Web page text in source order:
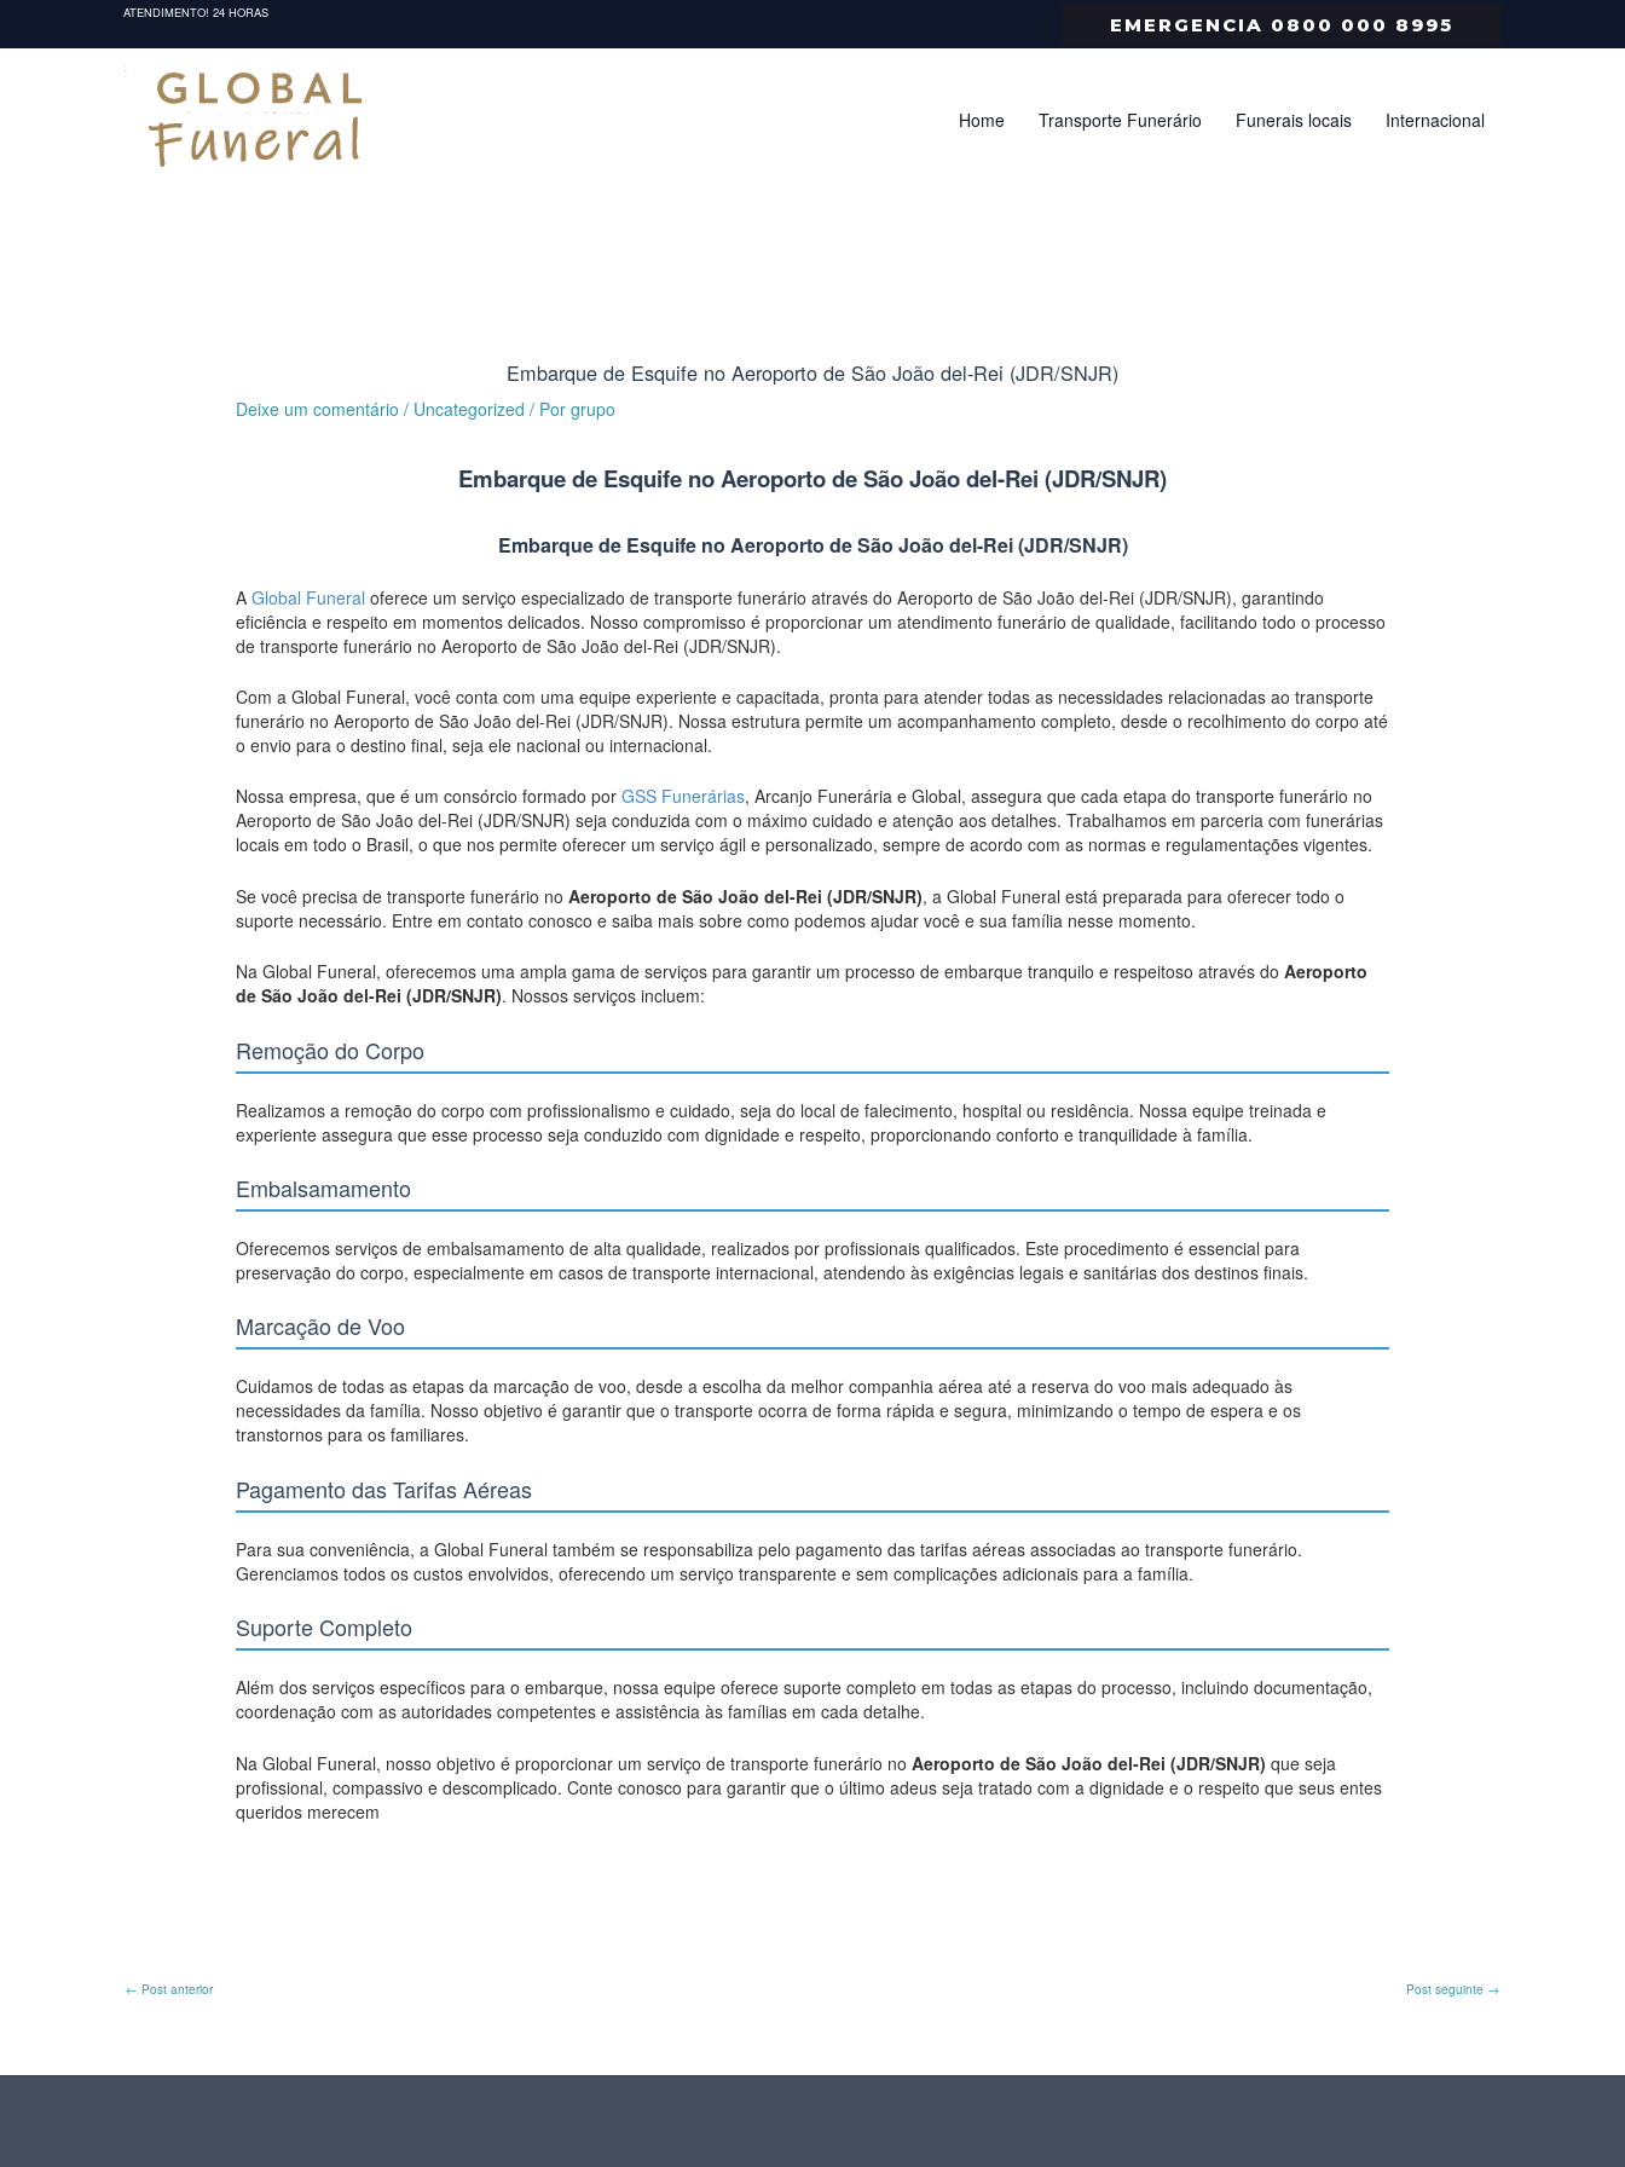
ATENDIMENTO! 24 HORAS
EMERGENCIA 0800 000 8995
Home Transporte Funerário Funerais locais Internacional
Embarque de Esquife no Aeroporto de São João del-Rei (JDR/SNJR)
Deixe um comentário / Uncategorized / Porgrupo
Embarque de Esquife no Aeroporto de São João del-Rei (JDR/SNJR)
Embarque de Esquife no Aeroporto de São João del-Rei (JDR/SNJR)
AGlobal Funeral oferece um serviço especializado de transporte funerário através do Aeroporto de São João del-Rei (JDR/SNJR), garantindo
eficiência e respeito em momentos delicados. Nosso compromisso é proporcionar um atendimento funerário de qualidade, facilitando todo o processo
de transporte funerário no Aeroporto de São João del-Rei (JDR/SNJR).
Com a Global Funeral, você conta com uma equipe experiente e capacitada, pronta para atender todas as necessidades relacionadas ao transporte
funerário no Aeroporto de São João del-Rei (JDR/SNJR). Nossa estrutura permite um acompanhamento completo, desde o recolhimento do corpo até
o envio para o destino final, seja ele nacional ou internacional.
Nossa empresa, que é um consórcio formado porGSS Funerárias, Arcanjo Funerária e Global, assegura que cada etapa do transporte funerário no
Aeroporto de São João del-Rei (JDR/SNJR) seja conduzida com o máximo cuidado e atenção aos detalhes. Trabalhamos em parceria com funerárias
locais em todo o Brasil, o que nos permite oferecer um serviço ágil e personalizado, sempre de acordo com as normas e regulamentações vigentes.
Se você precisa de transporte funerário noAeroporto de São João del-Rei (JDR/SNJR), a Global Funeral está preparada para oferecer todo o
suporte necessário. Entre em contato conosco e saiba mais sobre como podemos ajudar você e sua família nesse momento.
Na Global Funeral, oferecemos uma ampla gama de serviços para garantir um processo de embarque tranquilo e respeitoso através doAeroporto
de São João del-Rei (JDR/SNJR). Nossos serviços incluem:
Remoção do Corpo
Realizamos a remoção do corpo com profissionalismo e cuidado, seja do local de falecimento, hospital ou residência. Nossa equipe treinada e
experiente assegura que esse processo seja conduzido com dignidade e respeito, proporcionando conforto e tranquilidade à família.
Embalsamamento
Oferecemos serviços de embalsamamento de alta qualidade, realizados por profissionais qualificados. Este procedimento é essencial para
preservação do corpo, especialmente em casos de transporte internacional, atendendo às exigências legais e sanitárias dos destinos finais.
Marcação de Voo
Cuidamos de todas as etapas da marcação de voo, desde a escolha da melhor companhia aérea até a reserva do voo mais adequado às
necessidades da família. Nosso objetivo é garantir que o transporte ocorra de forma rápida e segura, minimizando o tempo de espera e os
transtornos para os familiares.
Pagamento das Tarifas Aéreas
Para sua conveniência, a Global Funeral também se responsabiliza pelo pagamento das tarifas aéreas associadas ao transporte funerário.
Gerenciamos todos os custos envolvidos, oferecendo um serviço transparente e sem complicações adicionais para a família.
Suporte Completo
Além dos serviços específicos para o embarque, nossa equipe oferece suporte completo em todas as etapas do processo, incluindo documentação,
coordenação com as autoridades competentes e assistência às famílias em cada detalhe.
Na Global Funeral, nosso objetivo é proporcionar um serviço de transporte funerário noAeroporto de São João del-Rei (JDR/SNJR) que seja
profissional, compassivo e descomplicado. Conte conosco para garantir que o último adeus seja tratado com a dignidade e o respeito que seus entes
queridos merecem
← Post anterior Post seguinte →